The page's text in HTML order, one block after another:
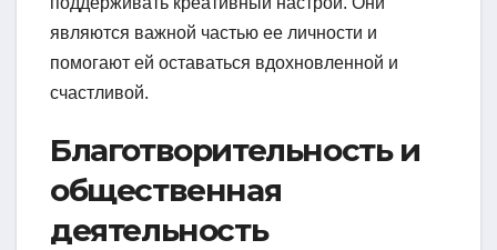
являются важной частью ее личности и
помогают ей оставаться вдохновленной и
счастливой.
Благотворительность и
общественная
деятельность